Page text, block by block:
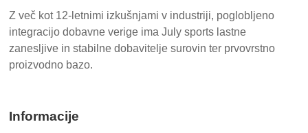
Z več kot 12-letnimi izkušnjami v industriji, poglobljeno
integracijo dobavne verige ima July sports lastne
zanesljive in stabilne dobavitelje surovin ter prvovrstno
proizvodno bazo.
Informacije